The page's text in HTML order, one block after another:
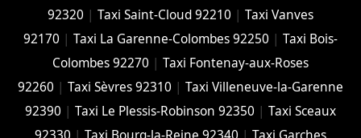
92320 | Taxi Saint-Cloud 92210 | Taxi Vanves
92170 | Taxi La Garenne-Colombes 92250 | Taxi Bois-
Colombes 92270 | Taxi Fontenay-aux-Roses
92260 | Taxi Sèvres 92310 | Taxi Villeneuve-la-Garenne
92390 | Taxi Le Plessis-Robinson 92350 | Taxi Sceaux